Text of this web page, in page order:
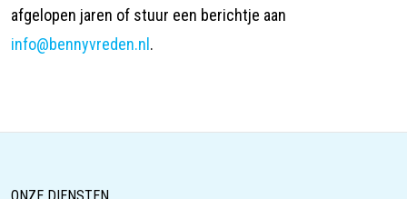
afgelopen jaren of stuur een berichtje aan
info@bennyvreden.nl .